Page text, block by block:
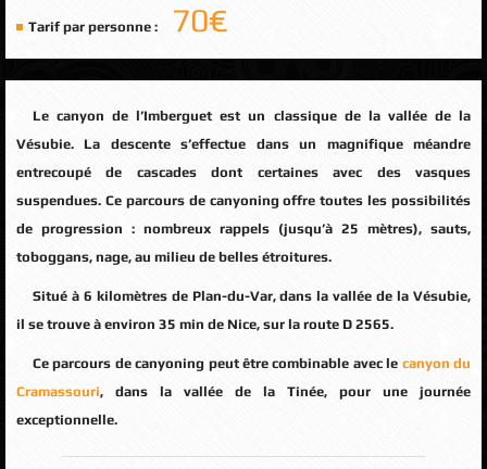
Tarif par personne : 70€
Le canyon de l’Imberguet est un classique de la vallée de la
Vésubie. La descente s’effectue dans un magnifique méandre
entrecoupé de cascades dont certaines avec des vasques
suspendues. Ce parcours de canyoning offre toutes les possibilités
de progression : nombreux rappels (jusqu’à 25 mètres), sauts,
toboggans, nage, au milieu de belles étroitures.
Situé à 6 kilomètres de Plan-du-Var, dans la vallée de la Vésubie,
il se trouve à environ 35 min de Nice, sur la route D 2565.
Ce parcours de canyoning peut être combinable avec le canyon du
Cramassouri, dans la vallée de la Tinée, pour une journée
exceptionnelle.